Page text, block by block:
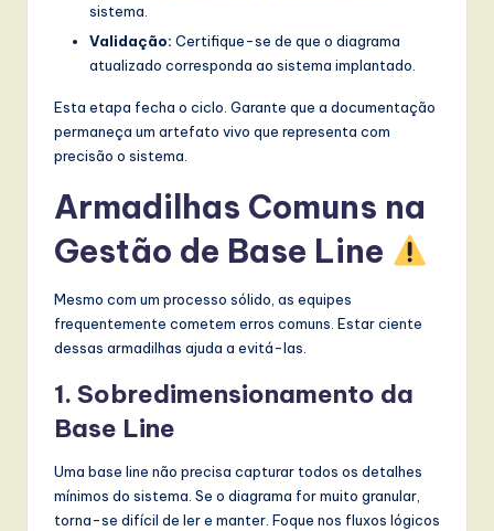
sistema.
Validação: Certifique-se de que o diagrama
atualizado corresponda ao sistema implantado.
Esta etapa fecha o ciclo. Garante que a documentação
permaneça um artefato vivo que representa com
precisão o sistema.
Armadilhas Comuns na
Gestão de Base Line
Mesmo com um processo sólido, as equipes
frequentemente cometem erros comuns. Estar ciente
dessas armadilhas ajuda a evitá-las.
1. Sobredimensionamento da
Base Line
Uma base line não precisa capturar todos os detalhes
mínimos do sistema. Se o diagrama for muito granular,
torna-se difícil de ler e manter. Foque nos fluxos lógicos